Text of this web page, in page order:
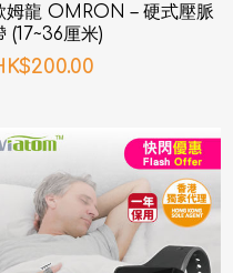
姆龍 OMRON – 硬式壓脈
(17~36厘米)